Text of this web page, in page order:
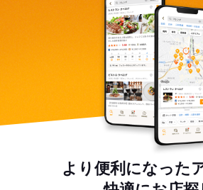
より便利になった